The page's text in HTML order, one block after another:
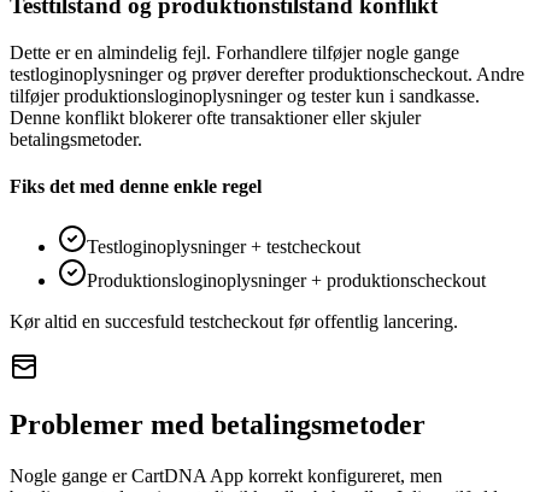
Testtilstand og produktionstilstand konflikt
Dette er en almindelig fejl. Forhandlere tilføjer nogle gange
testloginoplysninger og prøver derefter produktionscheckout. Andre
tilføjer produktionsloginoplysninger og tester kun i sandkasse.
Denne konflikt blokerer ofte transaktioner eller skjuler
betalingsmetoder.
Fiks det med denne enkle regel
Testloginoplysninger + testcheckout
Produktionsloginoplysninger + produktionscheckout
Kør altid en succesfuld testcheckout før offentlig lancering.
Problemer med betalingsmetoder
Nogle gange er CartDNA App korrekt konfigureret, men